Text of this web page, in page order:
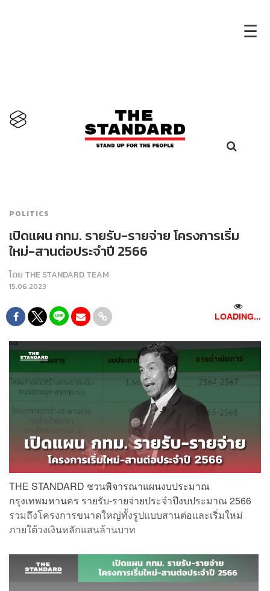
☰
POLITICS
เปิดแผน กทม. รายรับ-รายจ่าย โครงการเริ่ม
ใหม่-สานต่อประจำปี 2566
โดย THE STANDARD TEAM
15.06.2023
LOADING...
THE STANDARD ชวนพิจารณาแผนงบประมาณ
กรุงเทพมหานคร รายรับ-รายจ่ายประจำปีงบประมาณ 2566
รวมถึงโครงการขนาดใหญ่ทั้งรูปแบบสานต่อและเริ่มใหม่
ภายใต้วงเงินหลักแสนล้านบาท